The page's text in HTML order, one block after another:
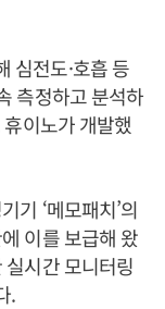
심전도·호흡 등
측정하고 분석하
이노가 개발했
기 ‘메모패치’의
이를 보급해 왔
시간 모니터링
.